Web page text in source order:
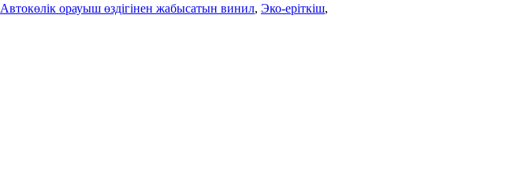
Автокөлік орауыш өздігінен жабысатын винил, Эко-еріткіш,